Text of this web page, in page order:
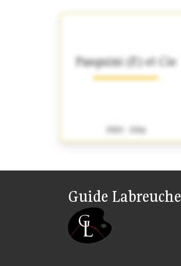
Pasquini (F.) et Cie
1903 - 1916
Guide Labreuche